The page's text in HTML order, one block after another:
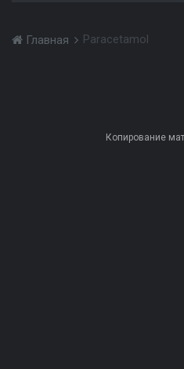
Главная Paracetamol
Копирование